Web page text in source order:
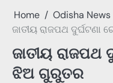
Home
Odisha News
ଜାତୀୟ ରାଜପଥ ଦୁର୍ଘଟଣା
ଜାତୀୟ ରାଜପଥ
ଝିଅ ଗୁରୁତର